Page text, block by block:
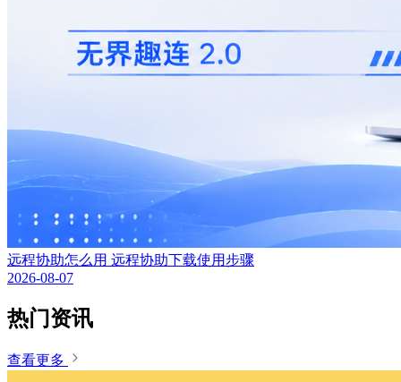
远程协助怎么用 远程协助下载使用步骤
2026-08-07
热门资讯
查看更多